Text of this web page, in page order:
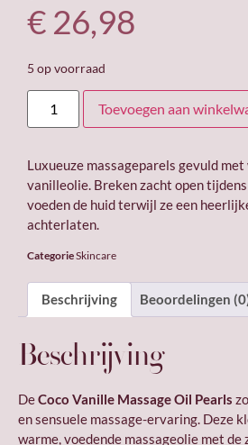
€ 26,98
5 op voorraad
Toevoegen aan
Luxueuze massageparels gevuld
vanilleolie. Breken zacht open tijdens
voeden de huid terwijl ze een
achterlaten.
CategorieSkincare
Beschrijving Beoordelingen
Beschrijving
DeCoco Vanille Massage Oil Pearls
en sensuele massage-ervaring. Deze
warme, voedende massageolie met de